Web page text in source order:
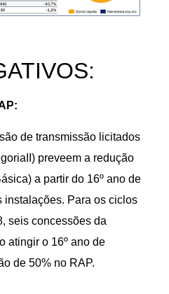
de transmissão licitados
preveem a redução
a partir do 16º ano de
instalações. Para os ciclos
seis concessões da
atingir o 16º ano de
de 50% no RAP.